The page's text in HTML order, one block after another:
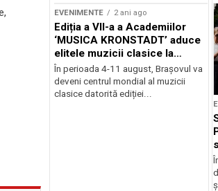
EVENIMENTE 2 ani ago
Ediția a VII-a a Academiilor
‘MUSICA KRONSTADT’ aduce
elitele muzicii clasice la
Brașov
În perioada 4-11 august, Brașovul va
deveni centrul mondial al muzicii
clasice datorită ediției...